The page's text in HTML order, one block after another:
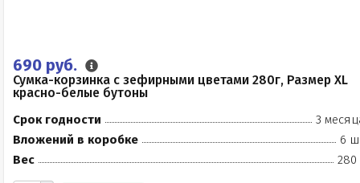
690 руб.
Сумка-корзинка с зефирными цветами 280г, Размер XL
красно-белые бутоны
Срок годности
3
Вложений в коробке
6
Вес
280